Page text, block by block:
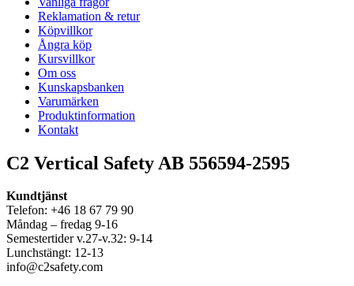
Reklamation & retur
Köpvillkor
Ångra köp
Kursvillkor
Om oss
Kunskapsbanken
Varumärken
Produktinformation
Kontakt
C2 Vertical Safety AB 556594-2595
Kundtjänst
Telefon: +46 18 67 79 90
Måndag – fredag 9-16
Semestertider v.27-v.32: 9-14
Lunchstängt: 12-13
info@c2safety.com